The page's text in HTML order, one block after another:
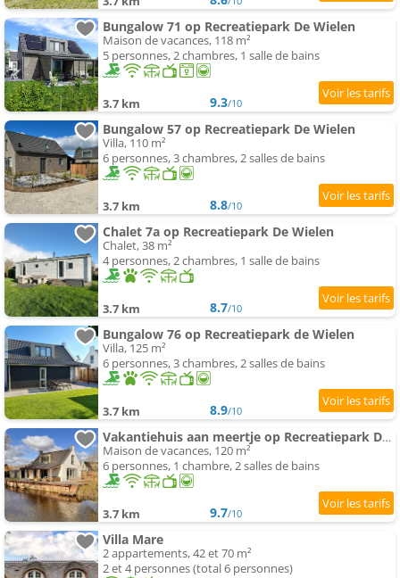
Bungalow 71 op Recreatiepark De Wielen
Maison de vacances, 118 m²
5 personnes, 2 chambres, 1 salle de bains
3.7 km 9.3/10
Bungalow 57 op Recreatiepark De Wielen
Villa, 110 m²
6 personnes, 3 chambres, 2 salles de bains
3.7 km 8.8/10
Chalet 7a op Recreatiepark De Wielen
Chalet, 38 m²
4 personnes, 2 chambres, 1 salle de bains
3.7 km 8.7/10
Bungalow 76 op Recreatiepark de Wielen
Villa, 125 m²
6 personnes, 3 chambres, 2 salles de bains
3.7 km 8.9/10
Vakantiehuis aan meertje op Recreatiepark De Wielen - 85
Maison de vacances, 120 m²
6 personnes, 1 chambre, 2 salles de bains
3.7 km 9.7/10
Villa Mare
2 appartements, 42 et 70 m²
2 et 4 personnes (total 6 personnes)